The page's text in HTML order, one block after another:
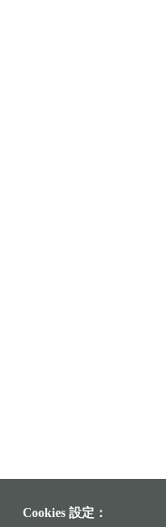
Cookies 設定：